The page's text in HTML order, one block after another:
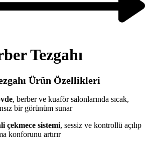
Tezgahı
Ürün Özellikleri
, berber ve kuaför salonlarında sıcak,
bir görünüm sunar
çekmece sistemi, sessiz ve kontrollü açılıp
konforunu artırır